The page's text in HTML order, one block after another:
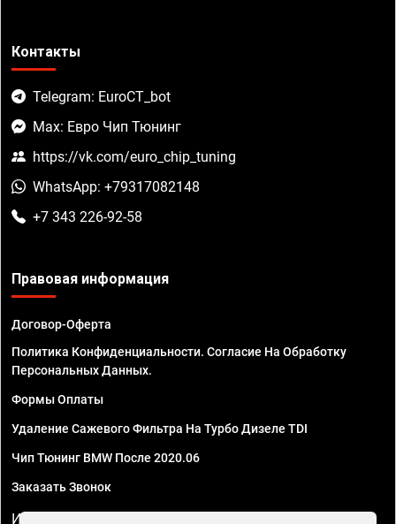
Контакты
Telegram: EuroCT_bot
Max: Евро Чип Тюнинг
https://vk.com/euro_chip_tuning
WhatsApp: +79317082148
+7 343 226-92-58
Правовая информация
Договор-Оферта
Политика Конфиденциальности. Согласие На Обработку
Персональных Данных.
Формы Оплаты
Удаление Сажевого Фильтра На Турбо Дизеле TDI
Чип Тюнинг BMW После 2020.06
Заказать Звонок
ИП Смирнов Георгий Павлович. ИНН 781302555843,